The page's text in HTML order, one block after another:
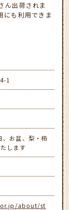
ん出荷されま
にも利用できま
1
お盆、梨・柿
します
about/st